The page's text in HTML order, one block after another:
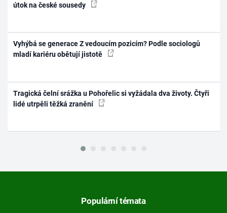
útok na české sousedy
Vyhýbá se generace Z vedoucím pozicím? Podle sociologů
mladí kariéru obětují jistotě
Tragická čelní srážka u Pohořelic si vyžádala dva životy. Čtyři
lidé utrpěli těžká zranění
Populární témata